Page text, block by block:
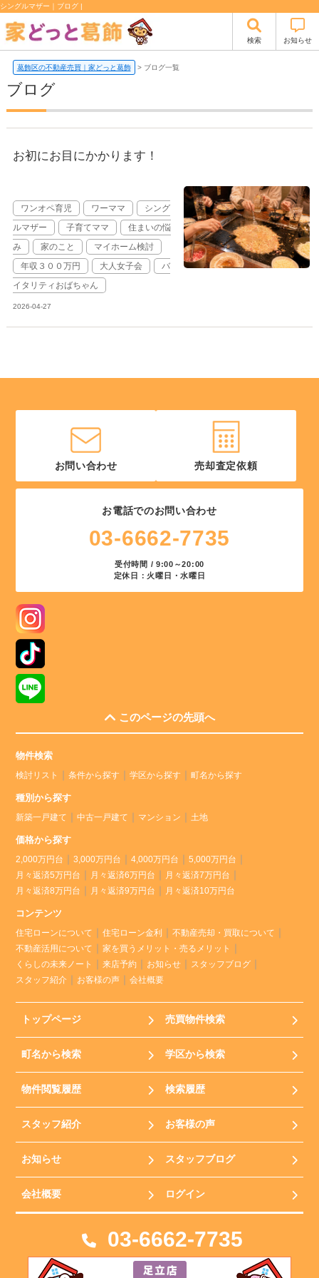
シングルマザー｜ブログ |
検索 お知らせ
葛飾区の不動産売買｜家どっと葛飾 > ブログ一覧
ブログ
お初にお目にかかります！
ワンオペ育児 ワーママ
シング
ルマザー
子育てママ
住まいの悩
み
家のこと
マイホーム検討
年収３００万円
大人女子会
バ
イタリティおばちゃん
2026-04-27
お電話でのお問い合わせ
03-6662-7735
受付時間 / 9:00～20:00
定休日：火曜日・水曜日
お問い合わせ 売却査定依頼
このページの先頭へ
物件検索
検討リスト 条件から探す 学区から探す 町名から探す
種別から探す
新築一戸建て 中古一戸建て マンション 土地
価格から探す
2,000万円台 3,000万円台 4,000万円台
5,000万円台
月々返済5万円台
月々返済6万円台
月々返済7万円台
月々返済8万円台
月々返済9万円台 月々返済10万円台
コンテンツ
住宅ローンについて 住宅ローン金利
不動産売却・買取について
不動産活用について
家を買うメリット・売るメリット
くらしの未来ノート
来店予約 お知らせ
スタッフブログ
スタッフ紹介
お客様の声 会社概要
トップページ 売買物件検索
町名から検索 学区から検索
物件閲覧履歴 検索履歴
スタッフ紹介 お客様の声
お知らせ スタッフブログ
会社概要 ログイン
03-6662-7735